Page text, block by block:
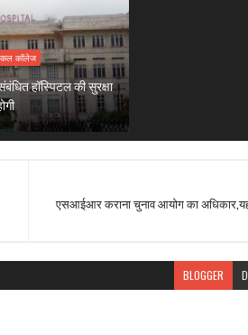
कॉलेज
हॉस्पिटल की सुरक्षा
एसआईआर कराना चुनाव आयोग का
BLOGGER